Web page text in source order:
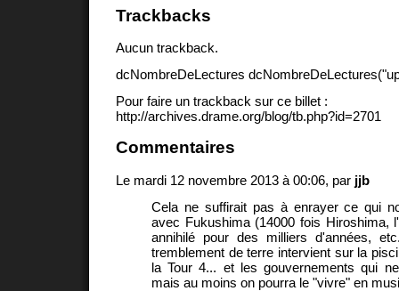
Trackbacks
Aucun trackback.
dcNombreDeLectures
Pour faire un trackback sur ce billet :
http://archives.drame.org/blog/tb.php?id=2701
Commentaires
Le mardi 12 novembre 2013 à 00:06, par jjb
Cela ne suffirait pas à enrayer ce qui
avec Fukushima (14000 fois Hiroshima,
annihilé pour des milliers d'années,
tremblement de terre intervient sur la
la Tour 4... et les gouvernements qui
mais au moins on pourra le "vivre" en